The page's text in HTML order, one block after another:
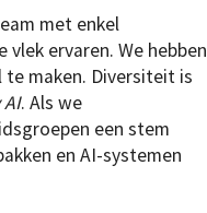
met enkel
ervaren. We hebben
maken. Diversiteit is
. Als we
een stem
en AI-systemen